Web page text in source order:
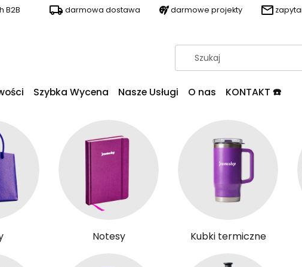
B2B darmowa dostawa darmowe projekty
Szybka Wycena Nasze Usługi O nas KONTAKT ☎️
Notesy Kubki termiczne